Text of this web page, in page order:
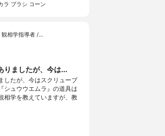
ラ ブラシ コーン
観相学指導者 /…
りましたが、今は...
したが、今はスクリューブ
シュウウエムラ』の道具は
相学を教えていますが、教